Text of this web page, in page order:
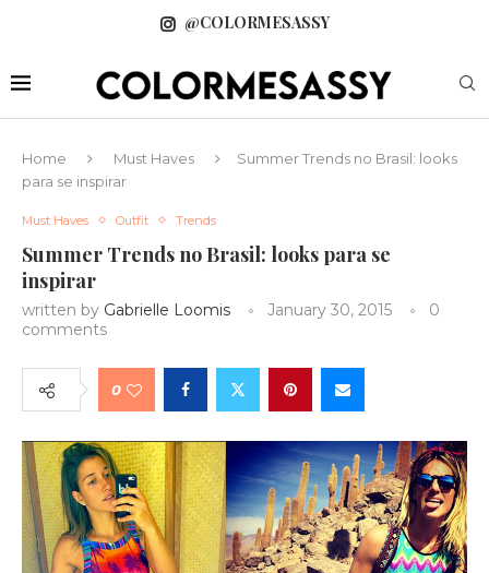
@COLORMESASSY
Home Must Haves
Summer Trends no Brasil: looks
para se inspirar
Must Haves Outfit Trends
Summer Trends no Brasil: looks para se
inspirar
written by Gabrielle Loomis January 30, 2015
0
comments
0